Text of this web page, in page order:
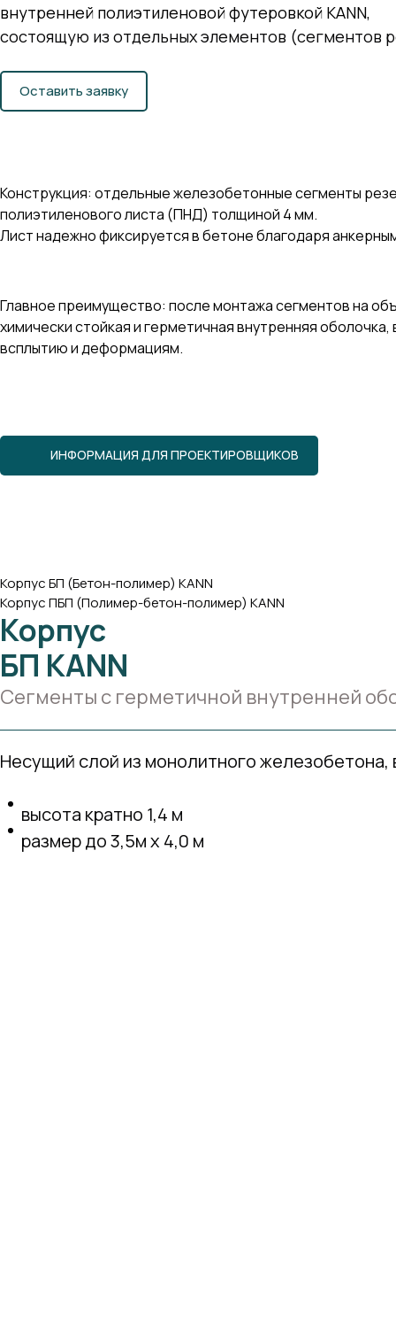
внутренней полиэтиленовой футеровкой KANN,
состоящую из отдельных элементов (сегментов
Оставить заявку
Конструкция: отдельные железобетонные сегменты
полиэтиленового листа (ПНД) толщиной 4 мм.
Лист надежно фиксируется в бетоне благодаря
Главное преимущество: после монтажа сегментов на
химически стойкая и герметичная внутренняя
всплытию и деформациям.
ИНФОРМАЦИЯ ДЛЯ ПРОЕКТИРОВЩИКОВ
Корпус БП (Бетон-полимер) KANN
Корпус ПБП (Полимер-бетон-полимер) KANN
Корпус
БП KANN
Сегменты с герметичной внутренней
Несущий слой из монолитного
высота кратно 1,4 м
размер до 3,5м х 4,0 м